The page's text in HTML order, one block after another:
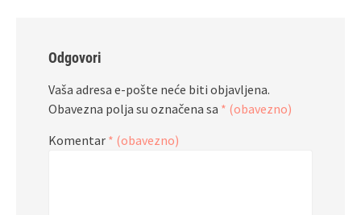
Odgovori
Vaša adresa e-pošte neće biti objavljena.
Obavezna polja su označena sa * (obavezno)
Komentar * (obavezno)